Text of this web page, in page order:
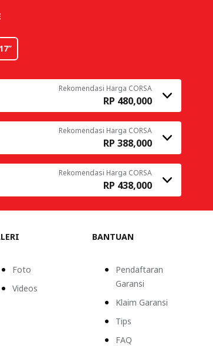
17’’
Rekomendasi Harga CORSA
RP 480,000
Rekomendasi Harga CORSA
RP 388,000
Rekomendasi Harga CORSA
RP 438,000
Foto
Videos
BANTUAN
Pendaftaran
Garansi
Klaim Garansi
Tips
FAQ